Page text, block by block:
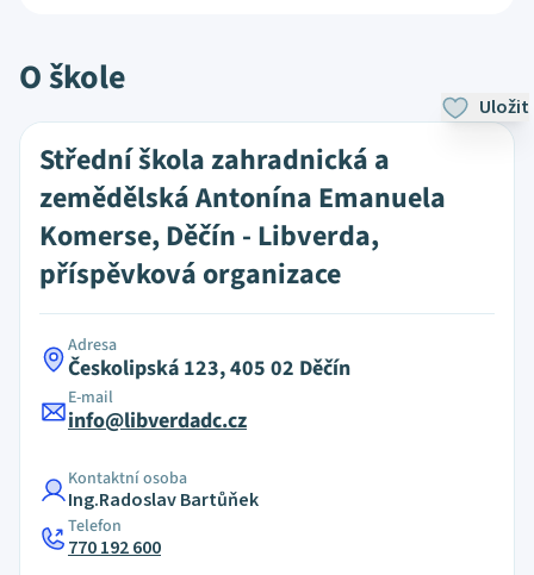
O škole
Uložit
Střední škola zahradnická a
zemědělská Antonína Emanuela
Komerse, Děčín - Libverda,
příspěvková organizace
Adresa
Českolipská 123, 405 02 Děčín
E-mail
info@libverdadc.cz
Kontaktní osoba
Ing.Radoslav Bartůňek
Telefon
770 192 600